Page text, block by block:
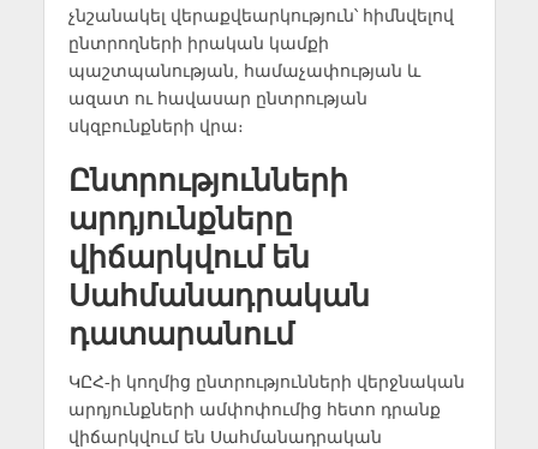
չնշանակել վերաքվեարկություն՝ հիմնվելով
ընտրողների իրական կամքի
պաշտպանության, համաչափության և
ազատ ու հավասար ընտրության
սկզբունքների վրա։
Ընտրությունների
արդյունքները
վիճարկվում են
Սահմանադրական
դատարանում
ԿԸՀ-ի կողմից ընտրությունների վերջնական
արդյունքների ամփոփումից հետո դրանք
վիճարկվում են Սահմանադրական